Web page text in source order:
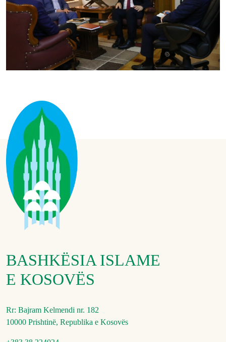
BASHKËSIA ISLAME
E KOSOVËS
Rr: Bajram Kelmendi nr. 182
10000 Prishtinë, Republika e Kosovës